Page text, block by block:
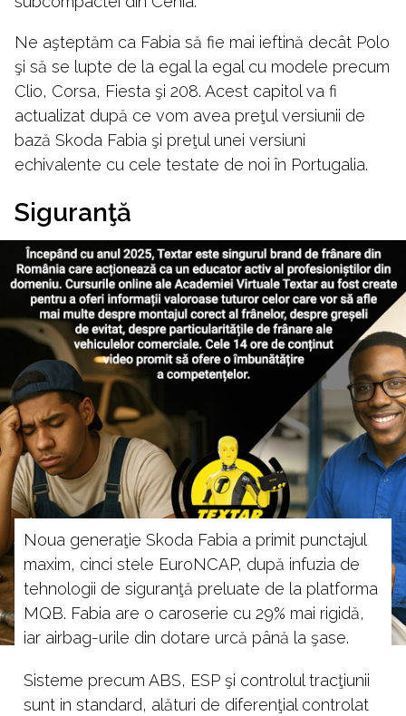
Ne aşteptăm ca Fabia să fie mai ieftină decât Polo
şi să se lupte de la egal la egal cu modele precum
Clio, Corsa, Fiesta şi 208. Acest capitol va fi
actualizat după ce vom avea preţul versiunii de
bază Skoda Fabia şi preţul unei versiuni
echivalente cu cele testate de noi în Portugalia.
Siguranţă
Noua generaţie Skoda Fabia a primit punctajul
maxim, cinci stele EuroNCAP, după infuzia de
tehnologii de siguranţă preluate de la platforma
MQB. Fabia are o caroserie cu 29% mai rigidă,
iar airbag-urile din dotare urcă până la şase.
Sisteme precum ABS, ESP şi controlul tracţiunii
sunt in standard, alături de diferenţial controlat